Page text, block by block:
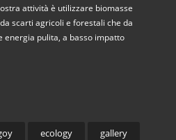
attività è utilizzare biomasse
scarti agricoli e forestali che da
energia pulita, a basso impatto
ecology gallery